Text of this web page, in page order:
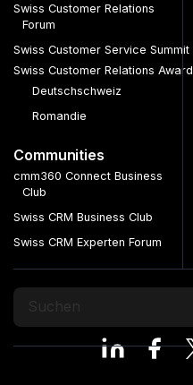
Swiss Customer Relations
Forum
Swiss Customer Service Summit
Swiss Customer Relations Award
Deutschschweiz
Romandie
Communities
cmm360 Connect Business
Club
Swiss CRM Business Club
Swiss CRM Experten Forum